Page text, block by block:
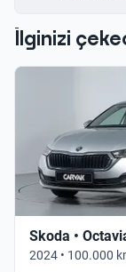
İlginizi
Skoda •
2024 • 100.000